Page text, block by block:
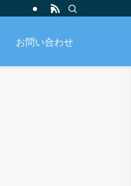
お問い合わせ